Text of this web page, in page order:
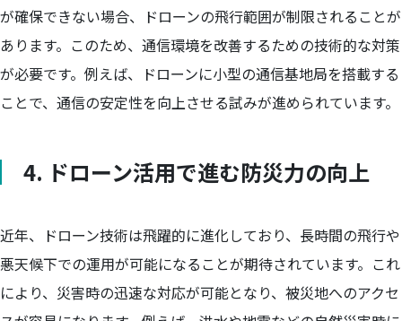
が確保できない場合、ドローンの飛行範囲が制限されることが
あります。このため、通信環境を改善するための技術的な対策
が必要です。例えば、ドローンに小型の通信基地局を搭載する
ことで、通信の安定性を向上させる試みが進められています。
4. ドローン活用で進む防災力の向上
近年、ドローン技術は飛躍的に進化しており、長時間の飛行や
悪天候下での運用が可能になることが期待されています。これ
により、災害時の迅速な対応が可能となり、被災地へのアクセ